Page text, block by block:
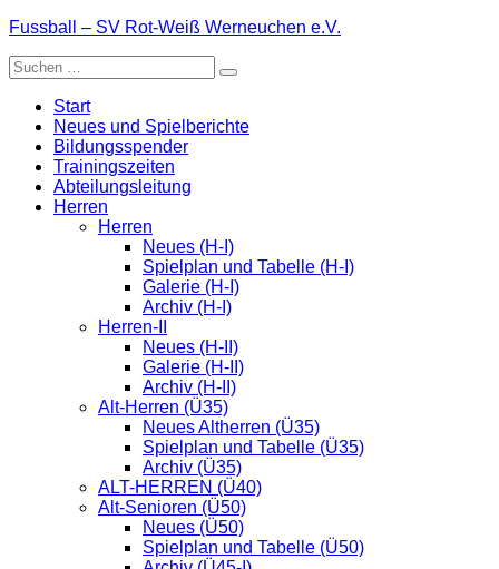
Zum
springen
Fussball – SV Rot-Weiß Werneuchen e.V.
Suche
nach:
Start
Neues und Spielberichte
Bildungsspender
Trainingszeiten
Abteilungsleitung
Herren
Herren
Neues (H-I)
Spielplan und Tabelle (H-I)
Galerie (H-I)
Archiv (H-I)
Herren-II
Neues (H-II)
Galerie (H-II)
Archiv (H-II)
Alt-Herren (Ü35)
Neues Altherren (Ü35)
Spielplan und Tabelle (Ü35)
Archiv (Ü35)
ALT-HERREN (Ü40)
Alt-Senioren (Ü50)
Neues (Ü50)
Spielplan und Tabelle (Ü50)